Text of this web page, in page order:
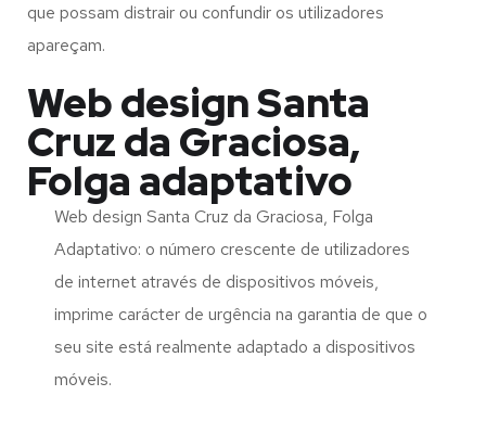
que possam distrair ou confundir os utilizadores
apareçam.
Web design Santa
Cruz da Graciosa,
Folga adaptativo
Web design Santa Cruz da Graciosa, Folga
Adaptativo: o número crescente de utilizadores
de internet através de dispositivos móveis,
imprime carácter de urgência na garantia de que o
seu site está realmente adaptado a dispositivos
móveis.